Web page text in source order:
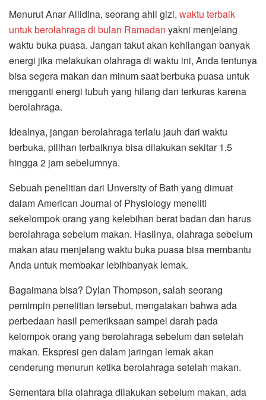
Menurut Anar Allidina, seorang ahli gizi, waktu terbaik
untuk berolahraga di bulan Ramadan yakni menjelang
waktu buka puasa. Jangan takut akan kehilangan banyak
energi jika melakukan olahraga di waktu ini, Anda tentunya
bisa segera makan dan minum saat berbuka puasa untuk
mengganti energi tubuh yang hilang dan terkuras karena
berolahraga.
Idealnya, jangan berolahraga terlalu jauh dari waktu
berbuka, pilihan terbaiknya bisa dilakukan sekitar 1,5
hingga 2 jam sebelumnya.
Sebuah penelitian dari Unversity of Bath yang dimuat
dalam American Journal of Physiology meneliti
sekelompok orang yang kelebihan berat badan dan harus
berolahraga sebelum makan. Hasilnya, olahraga sebelum
makan atau menjelang waktu buka puasa bisa membantu
Anda untuk membakar lebihbanyak lemak.
Bagaimana bisa? Dylan Thompson, salah seorang
pemimpin penelitian tersebut, mengatakan bahwa ada
perbedaan hasil pemeriksaan sampel darah pada
kelompok orang yang berolahraga sebelum dan setelah
makan. Ekspresi gen dalam jaringan lemak akan
cenderung menurun ketika berolahraga setelah makan.
Sementara bila olahraga dilakukan sebelum makan, ada